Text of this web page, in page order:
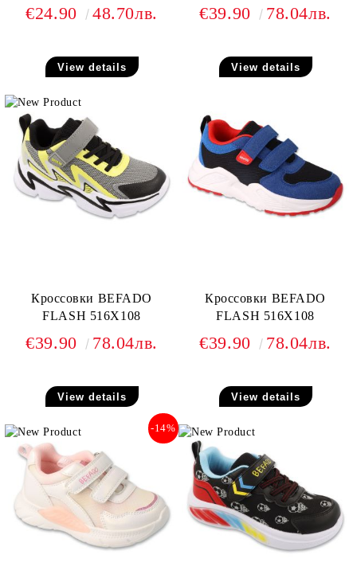
€24.90 48.70лв.
View details
€39.90 78.04лв.
View details
Кроссовки BEFADO
FLASH 516X108
€39.90 78.04лв.
View details
Кроссовки BEFADO
FLASH 516X108
€39.90 78.04лв.
View details
-14%